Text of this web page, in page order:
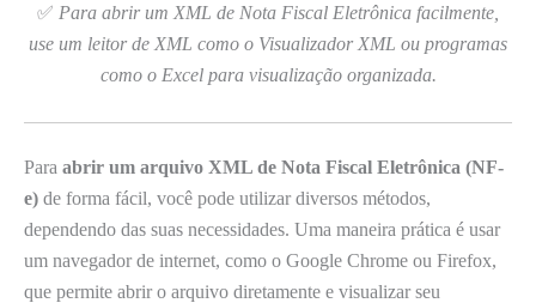
✅ Para abrir um XML de Nota Fiscal Eletrônica facilmente,
use um leitor de XML como o Visualizador XML ou programas
como o Excel para visualização organizada.
Para abrir um arquivo XML de Nota Fiscal Eletrônica (NF-
e) de forma fácil, você pode utilizar diversos métodos,
dependendo das suas necessidades. Uma maneira prática é usar
um navegador de internet, como o Google Chrome ou Firefox,
que permite abrir o arquivo diretamente e visualizar seu